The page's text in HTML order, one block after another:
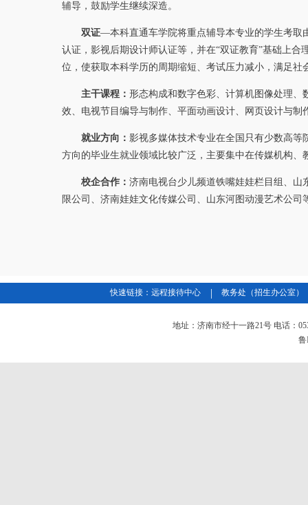
辅导，鼓励学生继续深造。
双证—本科直通车学院将重点辅导本专业的学生考取
认证，影视后期设计师认证等，并在“双证教育”基础上
位，使获取本科学历的周期缩短、考试压力减小，满足社
主干课程： 形态构成和数字色彩、计算机图像处理
效、电视节目编导与制作、平面动画设计、网页设计与
就业方向： 影视多媒体技术专业在全国只有少数高
方向的毕业生就业领域比较广泛，主要集中在传媒机构
校企合作： 济南电视台少儿频道铁嘴娃娃栏目组、
限公司、济南娃娃文化传媒公司、山东河图动漫艺术公司
快速链接： 远程接待中心 | 教务处（招生办公室）
地址：济南市经十一路21号 电话：
鲁